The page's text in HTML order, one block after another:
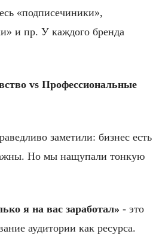
«подписечиники»,
и пр. У каждого бренда
vs Профессиональные
заметили: бизнес есть
Но мы нащупали тонкую
я на вас заработал» - это
аудитории как ресурса.